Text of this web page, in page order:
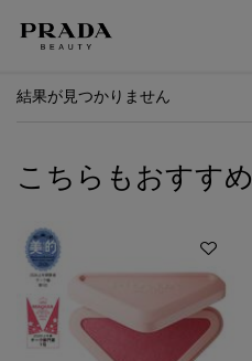
結果が見つかりません
こちらもおすすめ